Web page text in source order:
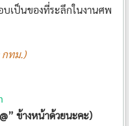
บเป็นของที่ระลึกในงานศพ
กทม.)
ข้างหน้าด้วยนะคะ)